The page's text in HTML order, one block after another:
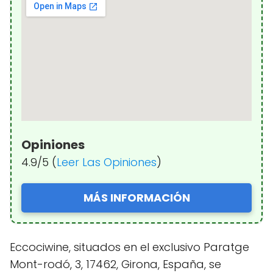
Opiniones
4.9/5 (Leer Las Opiniones)
MÁS INFORMACIÓN
Eccociwine, situados en el exclusivo Paratge
Mont-rodó, 3, 17462, Girona, España, se